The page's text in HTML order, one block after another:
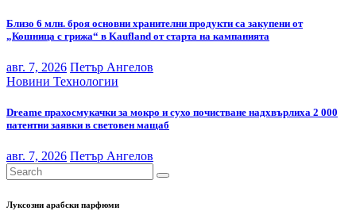
Близо 6 млн. броя основни хранителни продукти са закупени от
„Кошница с грижа“ в Kaufland от старта на кампанията
авг. 7, 2026 Петър Ангелов
Новини Технологии
Dreame прахосмукачки за мокро и сухо почистване надхвърлиха 2 000
патентни заявки в световен мащаб
авг. 7, 2026 Петър Ангелов
Луксозни арабски парфюми